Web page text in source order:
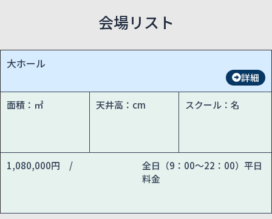
会場リスト
大ホール
詳細
面積：㎡ 天井高：cm スクール：名
1,080,000円 /
全日（9：00～22：00）平日
料金